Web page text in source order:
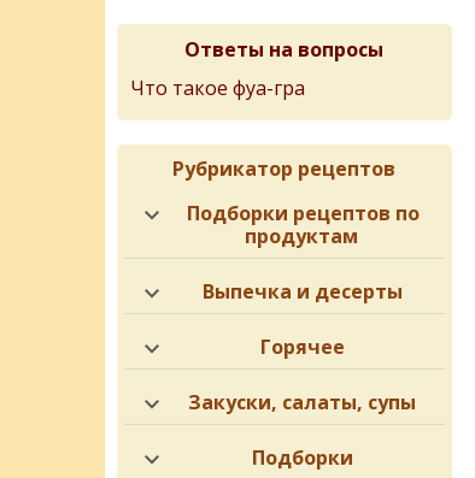
Ответы на вопросы
Что такое фуа-гра
Рубрикатор рецептов
Подборки рецептов по
продуктам
Выпечка и десерты
Горячее
Закуски, салаты, супы
Подборки